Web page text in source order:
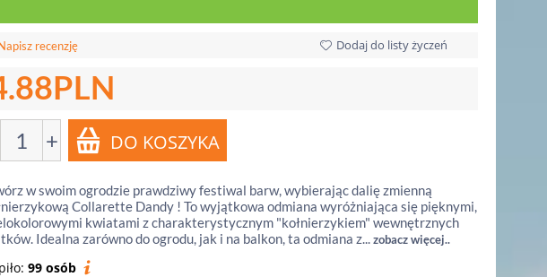
recenzję Dodaj do listy życzeń
PLN
+
w swoim ogrodzie prawdziwy festiwal barw, wybierając dalię zmienną
Collarette Dandy ! To wyjątkowa odmiana wyróżniająca się pięknymi,
kwiatami z charakterystycznym "kołnierzykiem" wewnętrznych
Idealna zarówno do ogrodu, jak i na balkon, ta odmiana z...zobacz więcej..
99 osób